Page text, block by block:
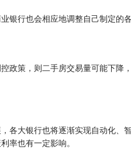
银行也会相应地调整自己制定的
政策，则二手房交易量可能下降
各大银行也将逐渐实现自动化、
率也有一定影响。